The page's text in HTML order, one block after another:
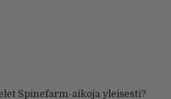
Spinefarm-aikoja yleisesti?